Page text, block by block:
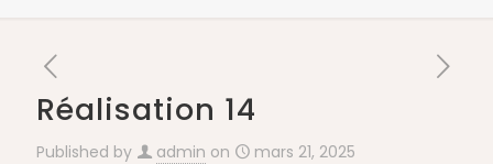
Réalisation 14
Published by admin on mars 21, 2025